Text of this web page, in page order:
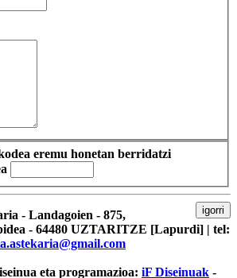
eremu honetan berridatzi
igorri
- Landagoien - 875,
- 64480 UZTARITZE [Lapurdi] | tel:
eta programazioa: iF Diseinuak -